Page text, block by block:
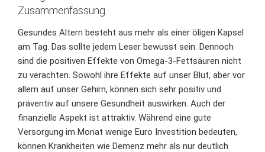
Zusammenfassung
Gesundes Altern besteht aus mehr als einer öligen Kapsel
am Tag. Das sollte jedem Leser bewusst sein. Dennoch
sind die positiven Effekte von Omega-3-Fettsäuren nicht
zu verachten. Sowohl ihre Effekte auf unser Blut, aber vor
allem auf unser Gehirn, können sich sehr positiv und
präventiv auf unsere Gesundheit auswirken. Auch der
finanzielle Aspekt ist attraktiv. Während eine gute
Versorgung im Monat wenige Euro Investition bedeuten,
können Krankheiten wie Demenz mehr als nur deutlich